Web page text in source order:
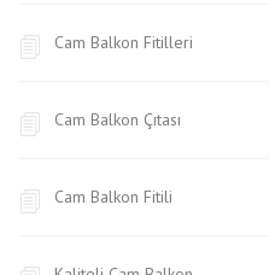
Cam Balkon Fitilleri
Cam Balkon Çıtası
Cam Balkon Fitili